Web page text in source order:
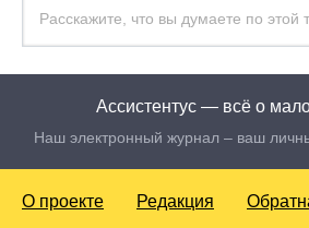
Ассистентус — всё о
Наш электронный журнал – ваш
О проекте Редакция